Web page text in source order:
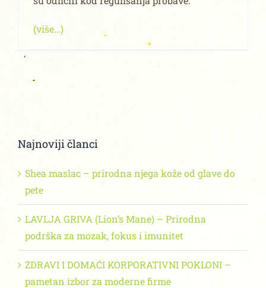
(više…)
Najnoviji članci
Shea maslac – prirodna njega kože od glave do
pete
LAVLJA GRIVA (Lion’s Mane) – Prirodna
podrška za mozak, fokus i imunitet
ZDRAVI I DOMAĆI KORPORATIVNI POKLONI –
pametan izbor za moderne firme